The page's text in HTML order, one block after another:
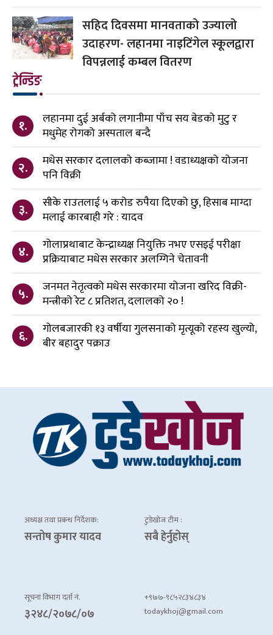
सहिद दिवसमा मानवताको उज्यालो
उदाहरण- लहानमा नाइटिंगेल स्कूलद्वारा
विपन्नलाई कम्बल वितरण
ट्रेन्डिङ
१.
लहानमा दुई अर्बको लगानीमा पाँच सय बेडको मुटु र
मधुमेह रोगको अस्पताल बन्दै
२.
मधेस सरकार दलालको कब्जामा ! वडाध्यक्षको योजना
पनि विक्री
३.
सीके राउतलाई ५ करोड रुपैया दिएको छु, हिसाब माग्दा
मलाई कारबाही गरे : यादव
४.
गोलाप्रथाबाट केन्द्राध्यक्ष नियुक्ति नभए एसइई परीक्षा
प्रक्रियाबाट मधेस सरकार अलग्गिने चेतावनी
५.
जनमत नेतृत्वको मधेस सरकारमा योजना खरिद विक्री-
मन्त्रीको रेट ८ प्रतिशत, दलालको २० !
६.
गोलबजारकी १३ वर्षीया गुलसनाको मृत्यूको रहस्य खुल्यो,
बीर बहादुर पक्राउ
अध्यक्ष तथा प्रबन्ध निर्देशक:
सन्तोष कुमार यादव
टुडेखोज टीम :
सबै हेर्नुहोस्
सूचना विभाग दर्ता नं.
३२४८/२०७८/०७
+९७७-९८५२८३४८३४
todaykhoj@gmail.com